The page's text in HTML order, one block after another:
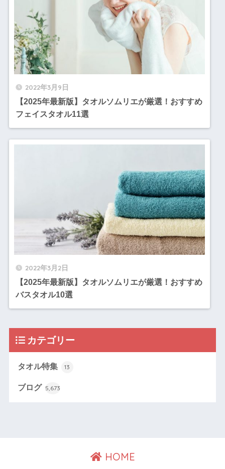
2022年3月9日
【2025年最新版】タオルソムリエが厳選！おすすめ
フェイスタオル11選
2022年3月2日
【2025年最新版】タオルソムリエが厳選！おすすめ
バスタオル10選
カテゴリー
タオル特集 13
ブログ 5,673
HOME